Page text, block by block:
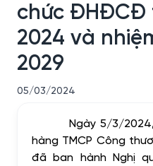
chức ĐHĐCĐ
2024 và
2029
05/03/2024
Ngày 5/3/
hàng TMCP Công
đã ban hành Nghị